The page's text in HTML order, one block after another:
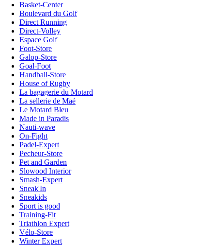
Basket-Center
Boulevard du Golf
Direct Running
Direct-Volley
Espace Golf
Foot-Store
Galop-Store
Goal-Foot
Handball-Store
House of Rugby
La bagagerie du Motard
La sellerie de Maé
Le Motard Bleu
Made in Paradis
Nauti-wave
On-Fight
Padel-Expert
Pecheur-Store
Pet and Garden
Slowood Interior
Smash-Expert
Sneak'In
Sneakids
Sport is good
Training-Fit
Triathlon Expert
Vélo-Store
Winter Expert